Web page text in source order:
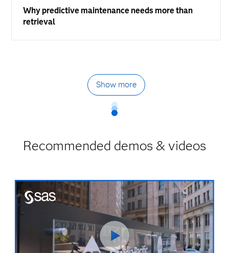
Why predictive maintenance needs more than
retrieval
Show more
Recommended demos & videos